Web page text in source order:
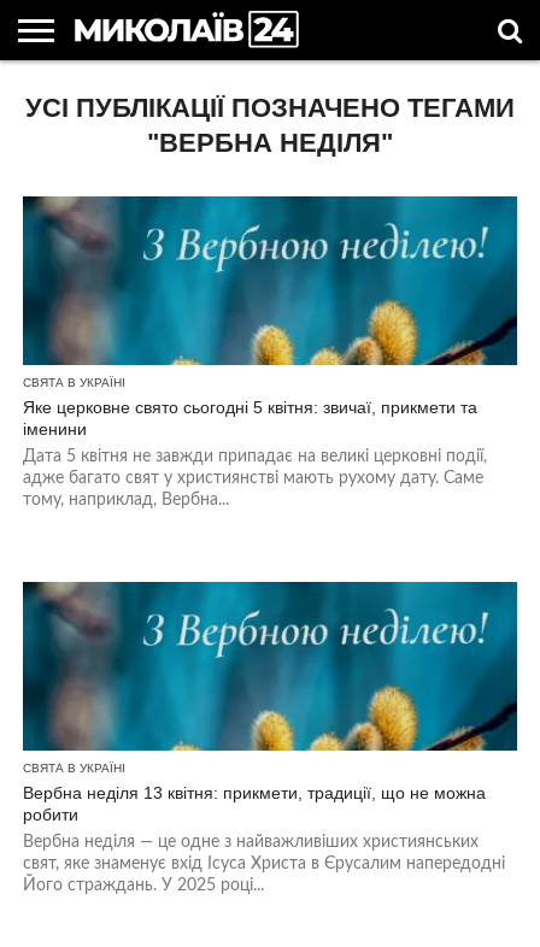
НОВИНИ
НОВИНИ
МИКОЛАЄВА
МИКОЛАЇВСЬКА
ОБЛАСТЬ
НОВИНИ
СПОРТУ
УКРАЇНА
ТА СВІТ
НОВИНИ
КОМПАНІЙ
АСТРОЛОГІЯ
СВЯТА
В
КОРИСНІ
СТАТТІ
УСІ ПУБЛІКАЦІЇ ПОЗНАЧЕНО ТЕГАМИ
"ВЕРБНА НЕДІЛЯ"
СВЯТА В УКРАЇНІ
Яке церковне свято сьогодні 5 квітня: звичаї, прикмети та
іменини
Дата 5 квітня не завжди припадає на великі церковні події,
адже багато свят у християнстві мають рухому дату. Саме
тому, наприклад, Вербна...
СВЯТА В УКРАЇНІ
Вербна неділя 13 квітня: прикмети, традиції, що не можна
робити
Вербна неділя — це одне з найважливіших християнських
свят, яке знаменує вхід Ісуса Христа в Єрусалим напередодні
Його страждань. У 2025 році...